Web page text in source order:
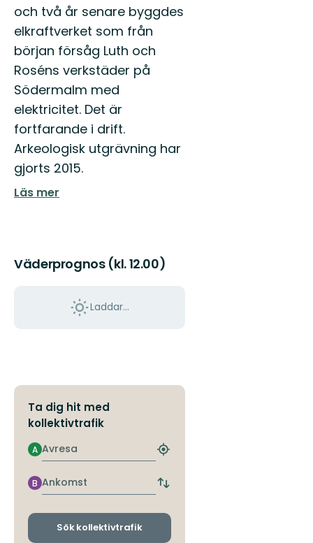
och två år senare byggdes
elkraftverket som från
början försåg Luth och
Roséns verkstäder på
Södermalm med
elektricitet. Det är
fortfarande i drift.
Arkeologisk utgrävning har
gjorts 2015.
Läs mer
Väderprognos (kl. 12.00)
Laddar...
Ta dig hit med
kollektivtrafik
Avresa
A
Hitta
hållplats
Ankomst
B
Byt
och
Sök kollektivtrafik